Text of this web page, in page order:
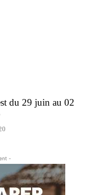
du 29 juin au 02
-